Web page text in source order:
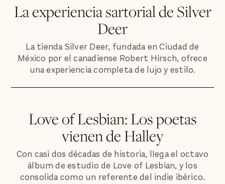
La experiencia sartorial de Silver
Deer
La tienda Silver Deer, fundada en Ciudad de
México por el canadiense Robert Hirsch, ofrece
una experiencia completa de lujo y estilo.
Love of Lesbian: Los poetas
vienen de Halley
Con casi dos décadas de historia, llega el octavo
álbum de estudio de Love of Lesbian, y los
consolida como un referente del indie ibérico.